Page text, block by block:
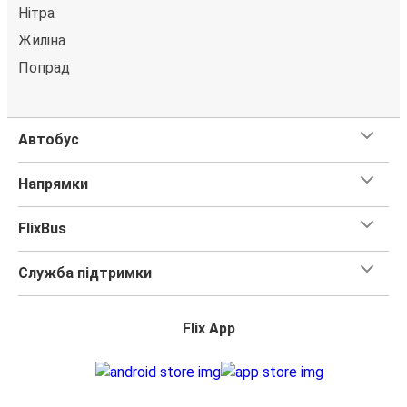
Нітра
Жиліна
Попрад
Автобус
Напрямки
FlixBus
Служба підтримки
Flix App